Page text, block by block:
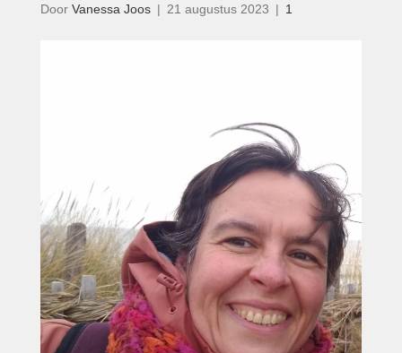
Door Vanessa Joos | 21 augustus 2023 | 1